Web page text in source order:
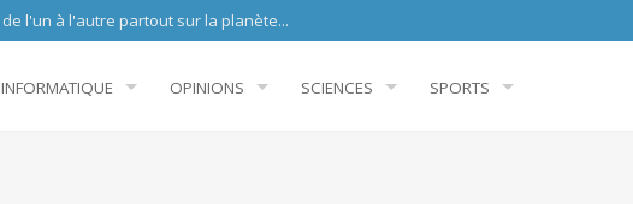
sur la planète...
INFORMATIQUE OPINIONS SCIENCES SPORTS